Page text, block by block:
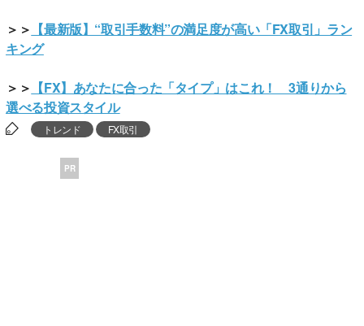
＞＞ 【最新版】“取引手数料”の満足度が高い「FX取引」ラン
キング
＞＞ 【FX】あなたに合った「タイプ」はこれ！ 3通りから
選べる投資スタイル
トレンド FX取引
PR